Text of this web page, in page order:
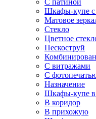
С патиной
Шкафы-купе с
Матовое
Стекло
Цветное
Пескоструй
С витражами
С
Назначение
Шкафы-купе в
В коридор
В прихожую